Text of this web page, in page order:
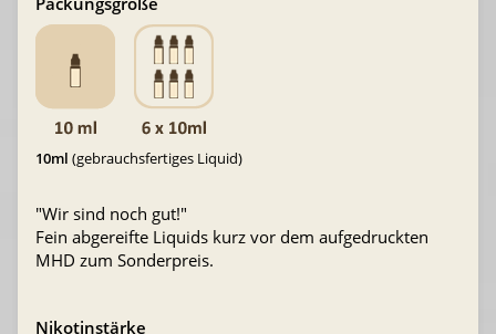
10ml (gebrauchsfertiges Liquid)
"Wir sind noch gut!"
Fein abgereifte Liquids kurz vor dem aufgedruckten
MHD zum Sonderpreis.
Nikotinstärke